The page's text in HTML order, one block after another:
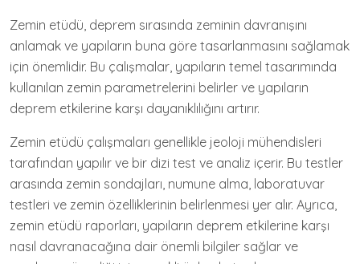
Zemin etüdü, deprem sırasında zeminin davranışını
anlamak ve yapıların buna göre tasarlanmasını sağlamak
için önemlidir. Bu çalışmalar, yapıların temel tasarımında
kullanılan zemin parametrelerini belirler ve yapıların
deprem etkilerine karşı dayanıklılığını artırır.
Zemin etüdü çalışmaları genellikle jeoloji mühendisleri
tarafından yapılır ve bir dizi test ve analiz içerir. Bu testler
arasında zemin sondajları, numune alma, laboratuvar
testleri ve zemin özelliklerinin belirlenmesi yer alır. Ayrıca,
zemin etüdü raporları, yapıların deprem etkilerine karşı
nasıl davranacağına dair önemli bilgiler sağlar ve